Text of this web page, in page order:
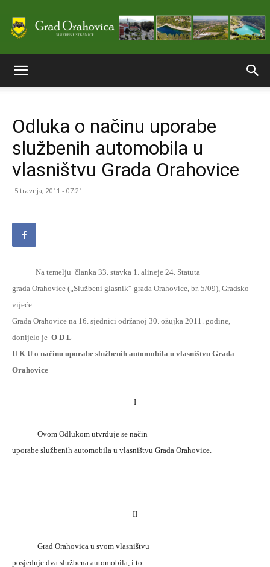
stranice
Grada
Odluka o načinu uporabe
službenih automobila u
vlasništvu Grada Orahovice
5 travnja, 2011 - 07:21
Na temelju članka 33. stavka 1. alineje 24. Statuta
grada Orahovice („Službeni glasnik“ grada Orahovice, br. 5/09), Gradsko
vijeće
Grada Orahovice na 16. sjednici održanoj 30. ožujka 2011. godine,
donijelo je O D L
U K U o načinu uporabe službenih automobila u vlasništvu Grada
Orahovice
I
Ovom Odlukom utvrđuje se način
uporabe službenih automobila u vlasništvu Grada Orahovice.
II
Grad Orahovica u svom vlasništvu
posjeduje dva službena automobila, i to: